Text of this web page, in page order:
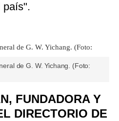
país".
de G. W. Yichang. (Foto:
FUNDADORA Y
DIRECTORIO DE